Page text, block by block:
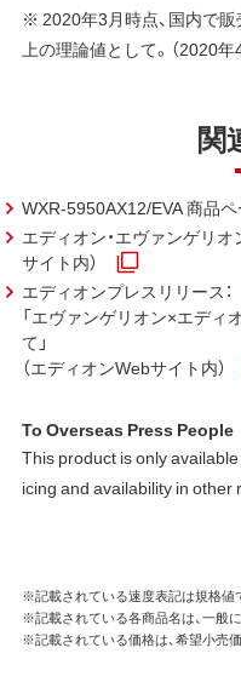
※ 2020年3月時点、国内で
上の理論値として。（2020年
関
WXR-5950AX12/EVA 商品
エディオン・エヴァンゲリ
サイト内）
エディオンプレスリリース：
「エヴァンゲリオン×エデ
て」
（エディオンWebサイト内）
To Overseas Press People
This product is only
icing and availability in other
※記載されている速度表記は規格値
※記載されている各商品名は、一般
※記載されている価格は、希望小売価